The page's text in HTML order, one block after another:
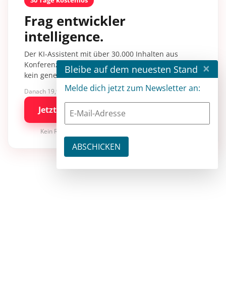
Frag entwickler
intelligence.
Der KI-Assistent mit über 30.000 Inhalten aus
Konferenzsessions, Fachartikeln und Tutorials –
kein generisches KI-Wissen.
Danach 19,90 €/Monat mit entwickler.de BASIC
Jetzt kostenlos testen
Kein Risiko · jederzeit kündbar
Bleibe auf dem neuesten Stand ×
Melde dich jetzt zum Newsletter an: